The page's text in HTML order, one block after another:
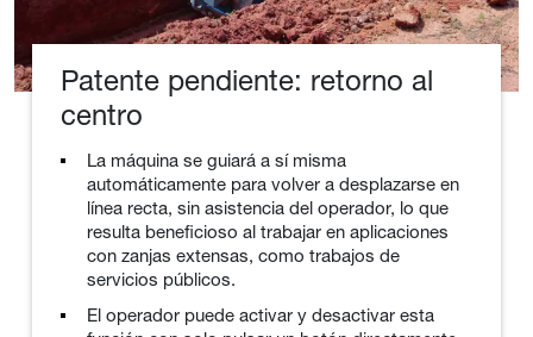
Patente pendiente: retorno al
centro
La máquina se guiará a sí misma
automáticamente para volver a desplazarse en
línea recta, sin asistencia del operador, lo que
resulta beneficioso al trabajar en aplicaciones
con zanjas extensas, como trabajos de
servicios públicos.
El operador puede activar y desactivar esta